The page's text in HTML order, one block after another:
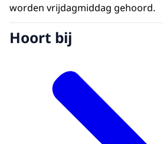
worden vrijdagmiddag gehoord.
Hoort bij